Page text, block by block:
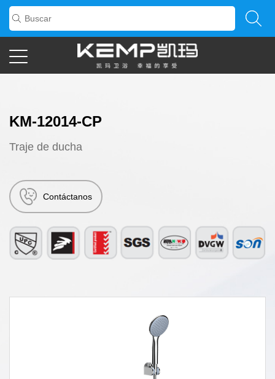
KM-12014-CP
Traje de ducha
Contáctanos